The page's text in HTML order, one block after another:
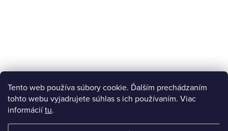
Tento web používa súbory cookie. Ďalším prechádzaním
tohto webu vyjadrujete súhlas s ich používaním. Viac
informáciítu.